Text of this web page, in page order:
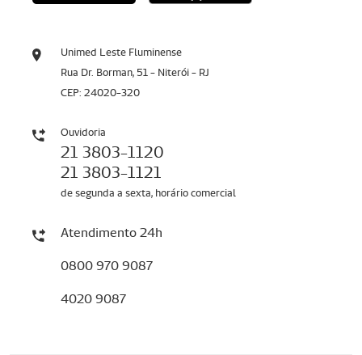
Unimed Leste Fluminense
Rua Dr. Borman, 51 - Niterói - RJ
CEP: 24020-320
Ouvidoria
21 3803-1120
21 3803-1121
de segunda a sexta, horário comercial
Atendimento 24h
0800 970 9087
4020 9087